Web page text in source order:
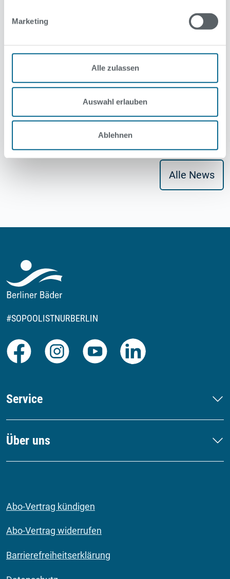
Marketing
Alle zulassen
Auswahl erlauben
Ablehnen
Sommerbad Humboldthain
Sommerbad Kreuzberg
Sommerbad Neukölln
Sommerbad Pankow
Sommerbad Staaken-West
Sommerbad Wuhlheide
Strandbad Wannsee
Alle News
#SOPOOLISTNURBERLIN
Facebook Instagram Youtube
Service
Über uns
Abo-Vertrag kündigen
Abo-Vertrag widerrufen
Barrierefreiheitserklärung